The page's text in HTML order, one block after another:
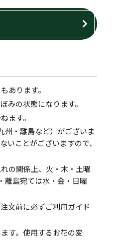
あります。
みの状態になります。
ます。
州・離島など）がございま
いことがございますので、
の関係上、火・木・土曜
離島宛ては水・金・日曜
文前に必ずご利用ガイド
す。使用するお花の変